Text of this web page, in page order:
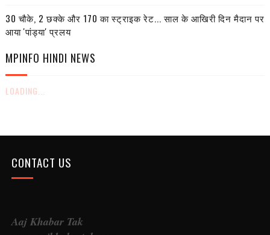
30 चौके, 2 छक्के और 170 का स्ट्राइक रेट... साल के आखिरी दिन मैदान पर
आया 'पांड्या' प्रलय
MPINFO HINDI NEWS
LOADING...
CONTACT US
Aaj Khabar Tak